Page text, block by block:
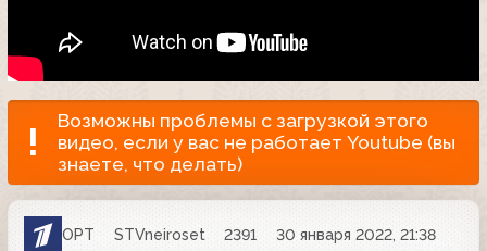
Возможны проблемы с загрузкой этого
видео, если у вас не работает Youtube (вы
знаете, что делать)
ОРТ STVneiroset 2391
30 января 2022, 21:38